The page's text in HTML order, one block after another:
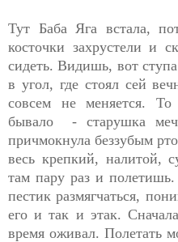
Тут Баба Яга встала,
косточки захрустели и
сидеть. Видишь, вот
в угол, где стоял сей
совсем не меняется.
бывало - старушка
причмокнула беззубым
весь крепкий, налитой,
там пару раз и
пестик размягчаться,
его и так и этак.
время оживал. Полетать